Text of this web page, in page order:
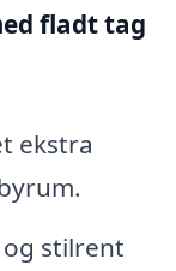
fladt tag
ekstra
stilrent